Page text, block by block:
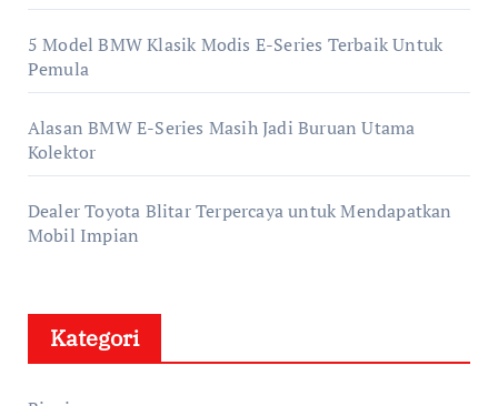
5 Model BMW Klasik Modis E-Series Terbaik Untuk
Pemula
Alasan BMW E-Series Masih Jadi Buruan Utama
Kolektor
Dealer Toyota Blitar Terpercaya untuk Mendapatkan
Mobil Impian
Kategori